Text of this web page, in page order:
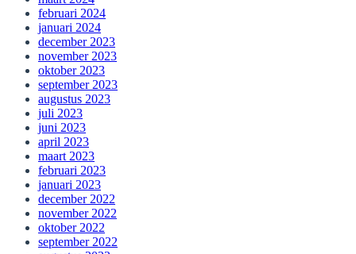
februari 2024
januari 2024
december 2023
november 2023
oktober 2023
september 2023
augustus 2023
juli 2023
juni 2023
april 2023
maart 2023
februari 2023
januari 2023
december 2022
november 2022
oktober 2022
september 2022